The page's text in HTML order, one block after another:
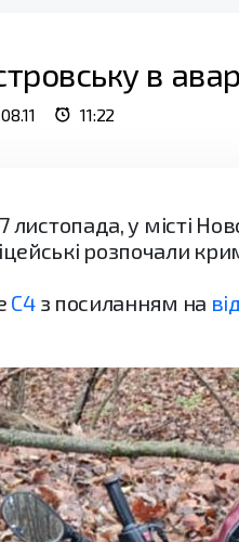
в
08.11 11:22
листопада, у місті
розпочали
С4з посиланням на